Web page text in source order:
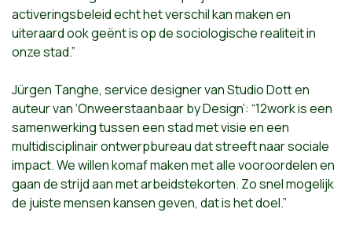
activeringsbeleid echt het verschil kan maken en
uiteraard ook geënt is op de sociologische realiteit in
onze stad.”
Jürgen Tanghe, service designer van Studio Dott en
auteur van ‘Onweerstaanbaar by Design’: “12work is een
samenwerking tussen een stad met visie en een
multidisciplinair ontwerpbureau dat streeft naar sociale
impact. We willen komaf maken met alle vooroordelen en
gaan de strijd aan met arbeidstekorten. Zo snel mogelijk
de juiste mensen kansen geven, dat is het doel.”